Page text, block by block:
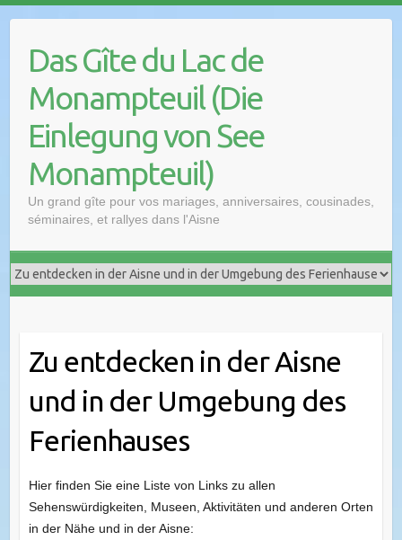
Das Gîte du Lac de
Monampteuil (Die
Einlegung von See
Monampteuil)
Un grand gîte pour vos mariages, anniversaires, cousinades,
séminaires, et rallyes dans l'Aisne
Zu entdecken in der Aisne
und in der Umgebung des
Ferienhauses
Hier finden Sie eine Liste von Links zu allen
Sehenswürdigkeiten, Museen, Aktivitäten und anderen Orten
in der Nähe und in der Aisne: